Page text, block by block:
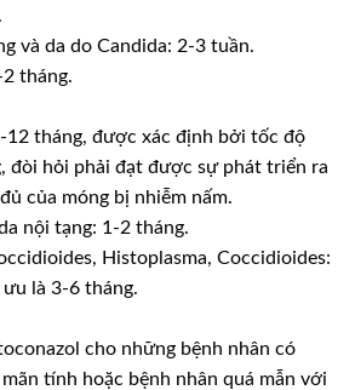
và da do Candida: 2-3 tuần.
tháng.
12 tháng, được xác định bởi tốc độ
đòi hỏi phải đạt được sự phát triển ra
của móng bị nhiễm nấm.
nội tạng: 1-2 tháng.
Histoplasma, Coccidioides:
là 3-6 tháng.
cho những bệnh nhân có
tính hoặc bệnh nhân quá mẫn với